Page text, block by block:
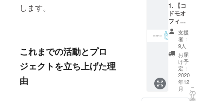
します。
これまでの活動とプロ
ジェクトを立ち上げた理
由
1. 【コ
ドモオ
フィス
限定】
名前入
りサ
ポー
ターズ
カード
※支援
時、必
ず備考
欄にご
支援
者：
9人
お届
け予
定：
2020
年12
月
こ
の
リ